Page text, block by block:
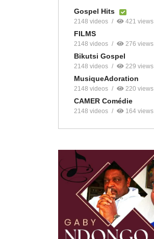
Gospel Hits
2148 videos 421 views
FILMS
2148 videos 276 views
Bikutsi Gospel
2148 videos 229 views
MusiqueAdoration
2148 videos 220 views
CAMER Comédie
2148 videos 164 views